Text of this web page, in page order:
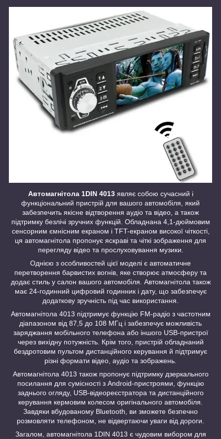
Автомагнітола 1DIN 4013 являє собою сучасний і
функціональний пристрій для вашого автомобіля, який
забезпечить якісне відтворення аудіо та відео, а також
підтримку безлічі зручних функцій. Обладнана 4,1-дюймовим
сенсорним ємнісним екраном і TFT-екраном високої чіткості,
ця автомагнітола пропонує яскраві та чіткі зображення для
перегляду відео та прослуховування музики.
Однією з особливостей цієї моделі є автоматичне
перетворення барвистих вогнів, яке створює атмосферу та
додає стиль у салон вашого автомобіля. Автомагнітола також
має 24-годинний цифровий годинник і дату, що забезпечує
додаткову зручність під час використання.
Автомагнітола 4013 підтримує функцію FM-радіо з частотним
діапазоном від 87,5 до 108 МГц і забезпечує можливість
заряджання мобільного телефона або іншого USB-пристрої
через вихідну потужність. Крім того, пристрій обладнаний
бездротовим пультом дистанційного керування й підтримує
різні формати відео, аудіо та зображень.
Автомагнітола 4013 також пропонує підтримку дзеркального
посилання для сумісності з Android-пристроями, функцію
заднього огляду, USB-відеореєстратора та дистанційного
керування кермовим колесом оригінального автомобіля.
Завдяки вбудованому Bluetooth, ви зможете безпечно
розмовляти телефоном, не відвертаючи уваги від дороги.
Загалом, автомагнітола 1DIN 4013 є чудовим вибором для